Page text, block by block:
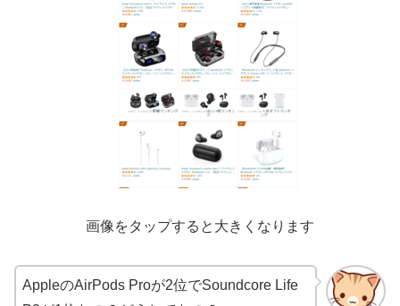
画像をタップすると大きくなります
AppleのAirPods Proが2位でSoundcore Life